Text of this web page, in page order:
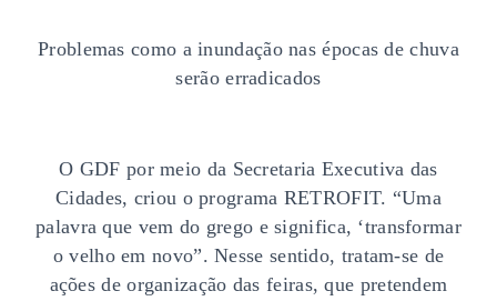
Problemas como a inundação nas épocas de chuva
serão erradicados
O GDF por meio da Secretaria Executiva das
Cidades, criou o programa RETROFIT. “Uma
palavra que vem do grego e significa, ‘transformar
o velho em novo”. Nesse sentido, tratam-se de
ações de organização das feiras, que pretendem